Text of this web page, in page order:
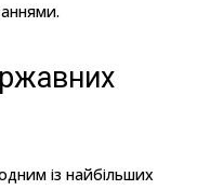
із найбільших